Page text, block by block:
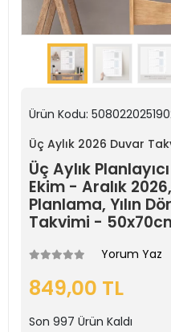
Ürün Kodu:
Üç Aylık 2026 Duvar
Üç Aylık
Ekim - Aralık
Planlama, Yılın
Takvimi -
Yorum Yaz
849,00 TL
Son 997 Ürün Kaldı